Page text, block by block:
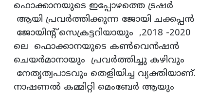
ഫൊക്കാനയുടെ ഇപ്പോഴത്തെ ട്രഷര്‍
ആയി പ്രവര്‍ത്തിക്കുന്ന ജോയി ചക്കപ്പന്‍
ജോയിന്റ് സെക്രട്ടറിയായും ,2018 -2020
ലെ ഫൊക്കാനയുടെ കണ്‍വെന്‍ഷന്‍
ചെയര്‍മാനായും പ്രവര്‍ത്തിച്ചു കഴിവും
നേതൃത്വപാടവും തെളിയിച്ച വ്യക്തിയാണ്.
നാഷണല്‍ കമ്മിറ്റി മെംബേര്‍ ആയും